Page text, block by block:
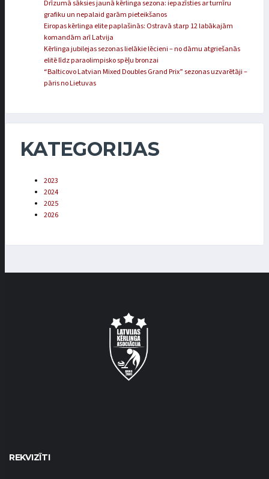
Drīzumā sāksies jaunā kērlinga sezona: iepazīsties ar turnīru
grafiku un nepalaid garām pieteikšanos
Eiropas kērlinga elite paplašinās: Ostravā starp 12 labākajām
komandām arī Latvija
Kērlinga jubilejas sezonas lielākie lēcieni – no dāmu atgriešanās
elitē līdz paraolimpisko spēļu bronzai
“Balticovo Latvian Mixed Doubles Grand Prix” sezonas uzvarētāji –
pāris no Lietuvas
KATEGORIJAS
2023
2024
2025
2026
REKVIZĪTI